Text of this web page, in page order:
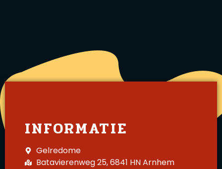
INFORMATIE
Gelredome
Batavierenweg 25, 6841 HN Arnhem